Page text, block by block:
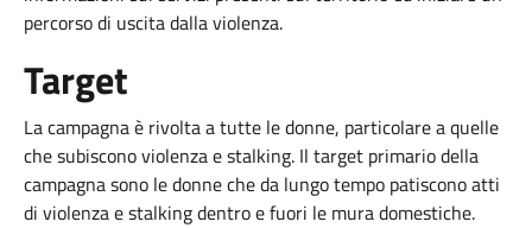
percorso di uscita dalla violenza.
Target
La campagna è rivolta a tutte le donne, particolare a quelle
che subiscono violenza e stalking. Il target primario della
campagna sono le donne che da lungo tempo patiscono atti
di violenza e stalking dentro e fuori le mura domestiche.